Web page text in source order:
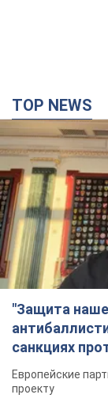
TOP NEWS
"Защита
санкциях
Видео
Европейские
проекту